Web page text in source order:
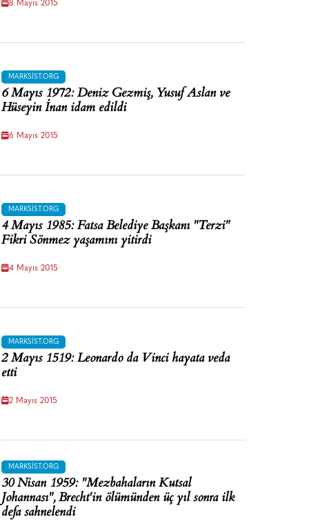
8 Mayıs 2015
MARKSIST.ORG
6 Mayıs 1972: Deniz Gezmiş, Yusuf Aslan ve
Hüseyin İnan idam edildi
6 Mayıs 2015
MARKSIST.ORG
4 Mayıs 1985: Fatsa Belediye Başkanı "Terzi"
Fikri Sönmez yaşamını yitirdi
4 Mayıs 2015
MARKSIST.ORG
2 Mayıs 1519: Leonardo da Vinci hayata veda
etti
2 Mayıs 2015
MARKSIST.ORG
30 Nisan 1959: "Mezbahaların Kutsal
Johannası", Brecht'in ölümünden üç yıl sonra ilk
defa sahnelendi